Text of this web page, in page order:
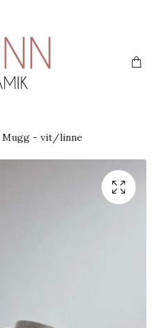
Mugg - vit/linne